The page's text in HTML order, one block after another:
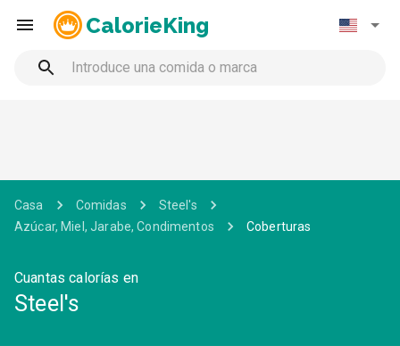
CalorieKing
Casa Comidas
Steel's
Azúcar, Miel, Jarabe, Condimentos
Coberturas
Cuantas calorías en
Steel's